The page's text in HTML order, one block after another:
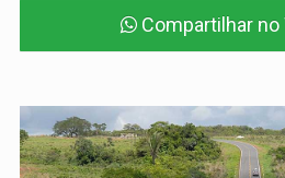
Compartilhar no